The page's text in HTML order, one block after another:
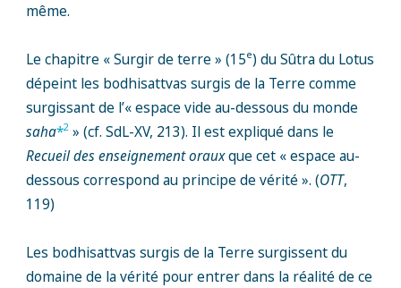
même.
Le chapitre « Surgir de terre » (15e) du Sûtra du Lotus
dépeint les bodhisattvas surgis de la Terre comme
surgissant de l’« espace vide au-dessous du monde
saha*2» (cf. SdL-XV, 213). Il est expliqué dans le
Recueil des enseignement orauxque cet « espace au-
dessous correspond au principe de vérité ». (OTT,
119)
Les bodhisattvas surgis de la Terre surgissent du
domaine de la vérité pour entrer dans la réalité de ce